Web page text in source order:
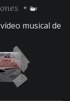
•
musical de